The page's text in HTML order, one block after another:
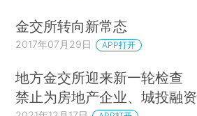
金交所转向新常态
2017年07月29日 APP打开
地方金交所迎来新一轮检查
禁止为房地产企业、城投融资